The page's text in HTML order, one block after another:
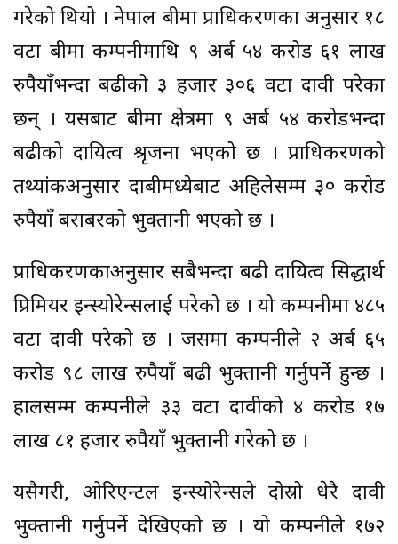
गरेको थियो । नेपाल बीमा प्राधिकरणका अनुसार १८
वटा बीमा कम्पनीमाथि ९ अर्ब ५४ करोड ६१ लाख
रुपैयाँभन्दा बढीको ३ हजार ३०६ वटा दावी परेका
छन् । यसबाट बीमा क्षेत्रमा ९ अर्ब ५४ करोडभन्दा
बढीको दायित्व श्रृजना भएको छ । प्राधिकरणको
तथ्यांकअनुसार दाबीमध्येबाट अहिलेसम्म ३० करोड
रुपैयाँ बराबरको भुक्तानी भएको छ ।
प्राधिकरणकाअनुसार सबैभन्दा बढी दायित्व सिद्धार्थ
प्रिमियर इन्स्योरेन्सलाई परेको छ । यो कम्पनीमा ४८५
वटा दावी परेको छ । जसमा कम्पनीले २ अर्ब ६५
करोड ९८ लाख रुपैयाँ बढी भुक्तानी गर्नुपर्ने हुन्छ ।
हालसम्म कम्पनीले ३३ वटा दावीको ४ करोड १७
लाख ८१ हजार रुपैयाँ भुक्तानी गरेको छ ।
यसैगरी, ओरिएन्टल इन्स्योरेन्सले दोस्रो धेरै दावी
भुक्तानी गर्नुपर्ने देखिएको छ । यो कम्पनीले १७२